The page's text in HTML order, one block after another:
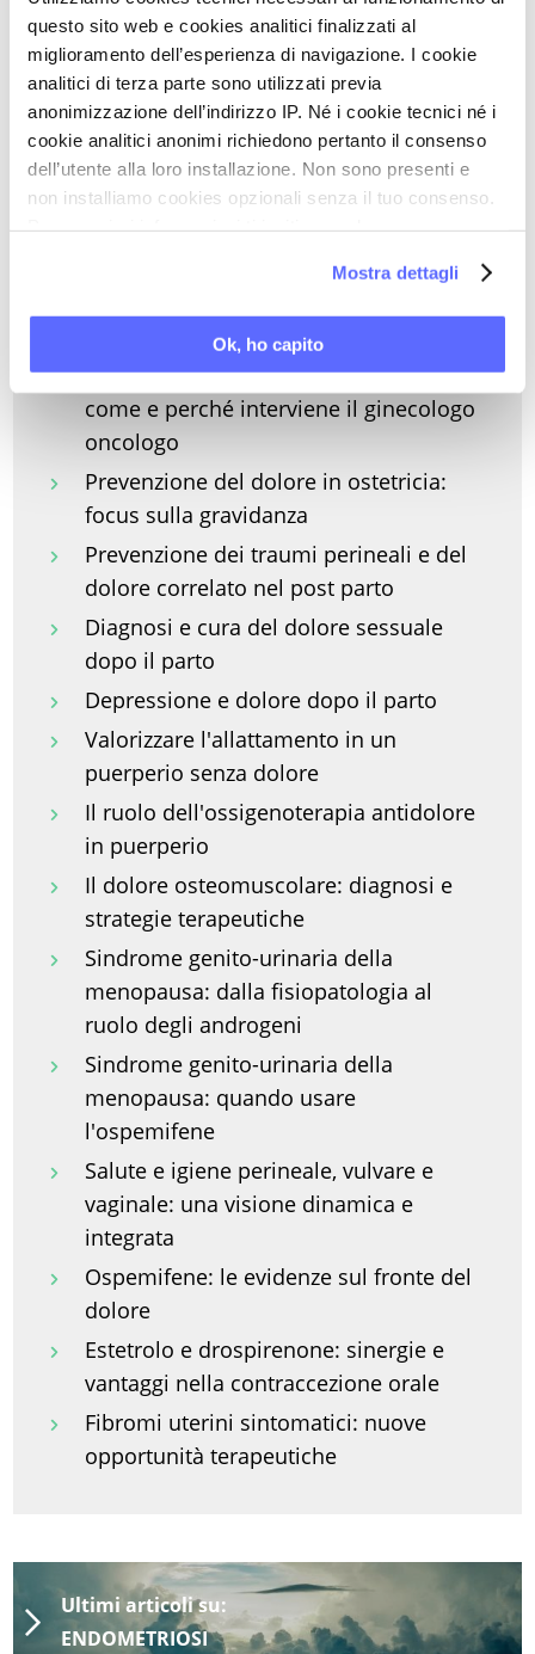
questo sito web e cookies analitici finalizzati al
miglioramento dell’esperienza di navigazione. I cookie
analitici di terza parte sono utilizzati previa
anonimizzazione dell’indirizzo IP. Né i cookie tecnici né i
cookie analitici anonimi richiedono pertanto il consenso
dell’utente alla loro installazione. Non sono presenti e
non installiamo cookies opzionali senza il tuo consenso.
Mostra dettagli
Ok, ho capito
proteggere salute e sessualità
Contraccezione ormonale e controllo
del dolore pelvico nell'adolescente
Progestinici orali e controllo del dolore:
come personalizzare la scelta
LARC ed endometriosi: ragioni della
scelta
Il dolore pelvico da endometriosi:
ginecologo chirurgo
Il dolore genitale oncologico: quando,
come e perché interviene il ginecologo
oncologo
Prevenzione del dolore in ostetricia:
focus sulla gravidanza
Prevenzione dei traumi perineali e del
dolore correlato nel post parto
Diagnosi e cura del dolore sessuale
dopo il parto
Depressione e dolore dopo il parto
Valorizzare l'allattamento in un
puerperio senza dolore
Il ruolo dell'ossigenoterapia antidolore
in puerperio
Il dolore osteomuscolare: diagnosi e
strategie terapeutiche
Sindrome genito-urinaria della
menopausa: dalla fisiopatologia al
ruolo degli androgeni
Sindrome genito-urinaria della
menopausa: quando usare
l'ospemifene
Salute e igiene perineale, vulvare e
vaginale: una visione dinamica e
integrata
Ospemifene: le evidenze sul fronte del
dolore
Estetrolo e drospirenone: sinergie e
vantaggi nella contraccezione orale
Fibromi uterini sintomatici: nuove
opportunità terapeutiche
Ultimi articoli su:
ENDOMETRIOSI